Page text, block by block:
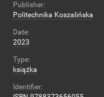
Publisher:
Politechnika Koszalińska
Date:
2023
Type:
książka
Identifier: